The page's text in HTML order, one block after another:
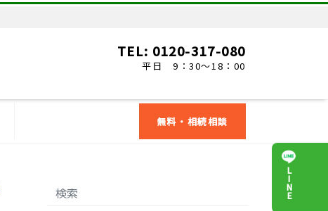
TEL: 0120-317-080
平日 9：30～18：00
無料・相続相談
LINE